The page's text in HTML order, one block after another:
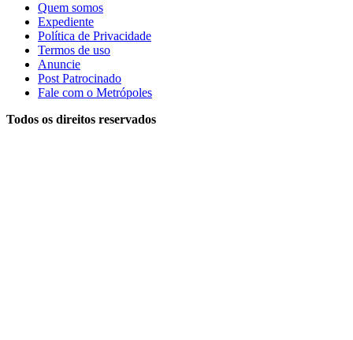
Quem somos
Expediente
Política de Privacidade
Termos de uso
Anuncie
Post Patrocinado
Fale com o Metrópoles
Todos os direitos reservados